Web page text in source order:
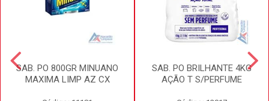
SAB. PO 800GR MINUANO
MAXIMA LIMP AZ CX
SAB. PO BRILHANTE 4KG
AÇÃO T S/PERFUME